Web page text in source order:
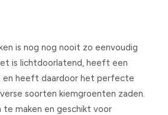
is nog nog nooit zo eenvoudig
is lichtdoorlatend, heeft een
en heeft daardoor het perfecte
soorten kiemgroenten zaden.
te maken en geschikt voor